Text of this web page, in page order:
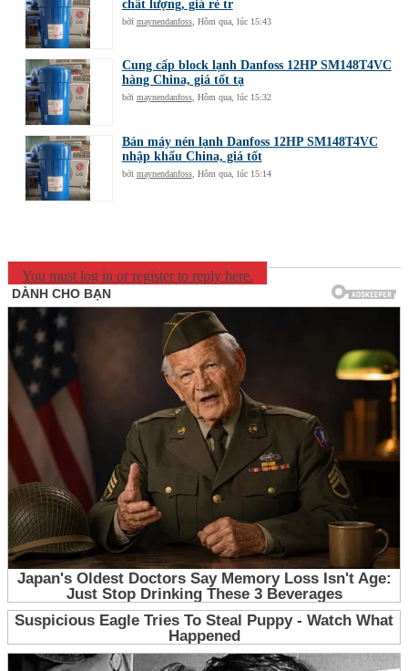
chất lượng, giá rẻ tr
bởi maynendanfoss, Hôm qua, lúc 15:43
Cung cấp block lạnh Danfoss 12HP SM148T4VC
hàng China, giá tốt tạ
bởi maynendanfoss, Hôm qua, lúc 15:32
Bán máy nén lạnh Danfoss 12HP SM148T4VC
nhập khẩu China, giá tốt
bởi maynendanfoss, Hôm qua, lúc 15:14
You must log in or register to reply here.